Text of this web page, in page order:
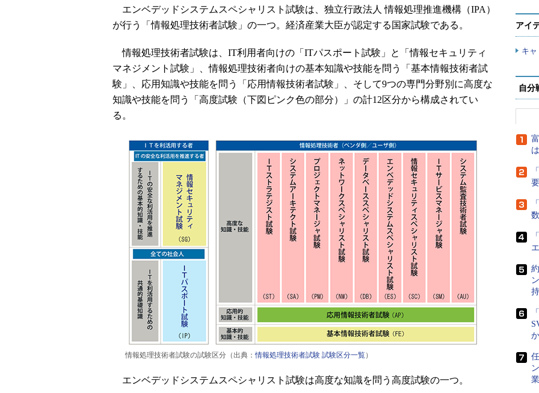
エンベデッドシステムスペシャリスト試験は、独立行政法人 情報処理推進機構（IPA）
が行う「情報処理技術者試験」の一つ。経済産業大臣が認定する国家試験である。
情報処理技術者試験は、IT利用者向けの「ITパスポート試験」と「情報セキュリティ
マネジメント試験」、情報処理技術者向けの基本知識や技能を問う「基本情報技術者試
験」、応用知識や技能を問う「応用情報技術者試験」、そして9つの専門分野別に高度な
知識や技能を問う「高度試験（下図ピンク色の部分）」の計12区分から構成されてい
る。
情報処理技術者試験の試験区分（出典：情報処理技術者試験 試験区分一覧）
エンベデッドシステムスペシャリスト試験は高度な知識を問う高度試験の一つ。
アイ
キ
自分
か